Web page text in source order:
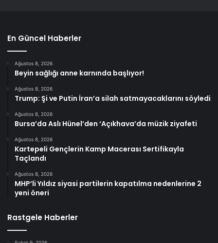
En Güncel Haberler
Ağustos 8, 2026
Beyin sağlığı anne karnında başlıyor!
Ağustos 8, 2026
Trump: Şi ve Putin İran’a silah satmayacaklarını söyledi
Ağustos 8, 2026
Bursa’da Aslı Hünel’den ‘Açıkhava’da müzik ziyafeti
Ağustos 8, 2026
Kartepeli Gençlerin Kamp Macerası Sertifikayla
Taçlandı
Ağustos 8, 2026
MHP’li Yıldız siyasi partilerin kapatılma nedenlerine 2
yeni öneri
Rastgele Haberler